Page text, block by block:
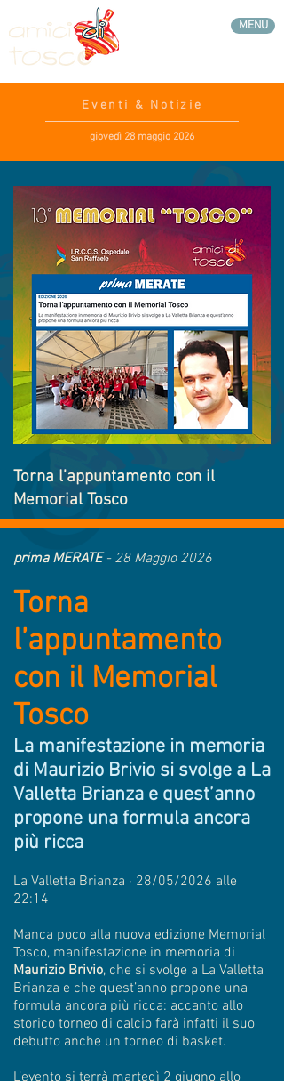
MENU
Eventi & Notizie
giovedì 28 maggio 2026
Torna l’appuntamento con il
Memorial Tosco
prima MERATE- 28 Maggio 2026
Torna
l’appuntamento
con il Memorial
Tosco
La manifestazione in memoria
di Maurizio Brivio si svolge a La
Valletta Brianza e quest’anno
propone una formula ancora
più ricca
La Valletta Brianza · 28/05/2026 alle
22:14
Manca poco alla nuova edizione Memorial
Tosco, manifestazione in memoria di
Maurizio Brivio, che si svolge a La Valletta
Brianza e che quest’anno propone una
formula ancora più ricca: accanto allo
storico torneo di calcio farà infatti il suo
debutto anche un torneo di basket.
L’evento si terrà martedì 2 giugno allo